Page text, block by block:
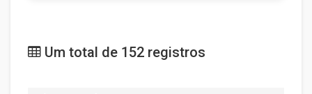
Um total de 152 registros